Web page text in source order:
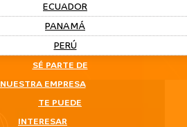
ECUADOR
PANAMÁ
PERÚ
SÉ PARTE DE
NUESTRA EMPRESA
TE PUEDE
INTERESAR